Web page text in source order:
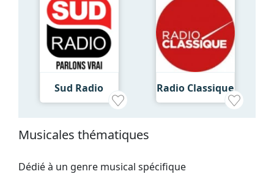
Sud Radio Radio Classique
Musicales thématiques
Dédié à un genre musical spécifique